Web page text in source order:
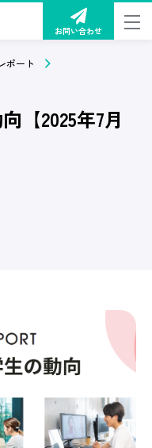
お問い合わせ
ポート
【2025年7月